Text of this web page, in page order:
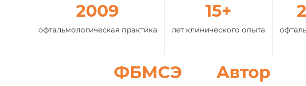
2009
офтальмологическая практика
15+
лет клинического опыта
ФБМСЭ Автор